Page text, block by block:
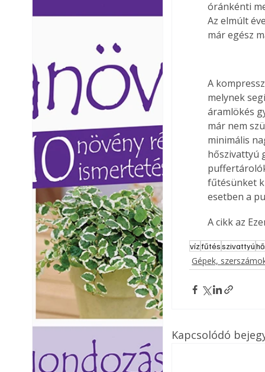
Ezermester
Laptapir kényelmes
mert: – t
óránkénti
Az elmúlt
már egész
A
melynek
áramlökés
már nem
minimális
hőszivattyú
fűtésünket
esetben a
A cikk az
vízfűtésszivattyú
Gépek,
Kapcsolódó